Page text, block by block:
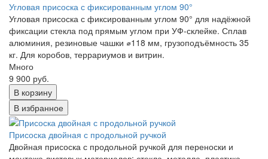
Угловая присоска с фиксированным углом 90°
Угловая присоска с фиксированным углом 90° для надёжной
фиксации стекла под прямым углом при УФ-склейке. Сплав
алюминия, резиновые чашки ⌀118 мм, грузоподъёмность 35
кг. Для коробов, террариумов и витрин.
Много
9 900 руб.
В корзину
В избранное
Присоска двойная с продольной ручкой
Двойная присоска с продольной ручкой для переноски и